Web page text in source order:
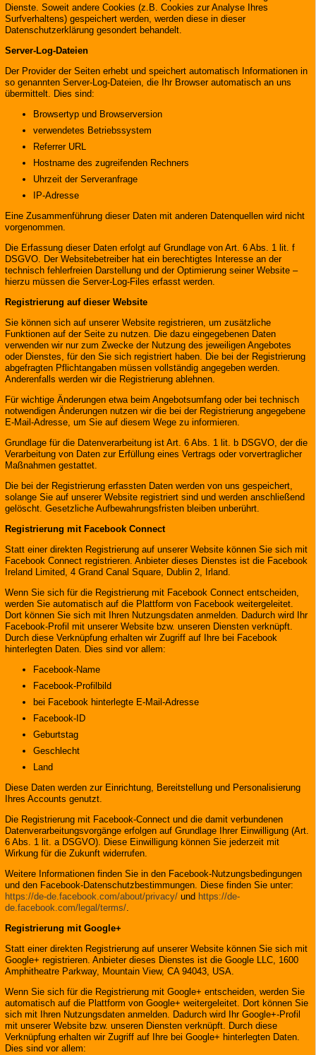
Dienste. Soweit andere Cookies (z.B. Cookies zur Analyse Ihres
Surfverhaltens) gespeichert werden, werden diese in dieser
Datenschutzerklärung gesondert behandelt.
Server-Log-Dateien
Der Provider der Seiten erhebt und speichert automatisch Informationen in
so genannten Server-Log-Dateien, die Ihr Browser automatisch an uns
übermittelt. Dies sind:
Browsertyp und Browserversion
verwendetes Betriebssystem
Referrer URL
Hostname des zugreifenden Rechners
Uhrzeit der Serveranfrage
IP-Adresse
Eine Zusammenführung dieser Daten mit anderen Datenquellen wird nicht
vorgenommen.
Die Erfassung dieser Daten erfolgt auf Grundlage von Art. 6 Abs. 1 lit. f
DSGVO. Der Websitebetreiber hat ein berechtigtes Interesse an der
technisch fehlerfreien Darstellung und der Optimierung seiner Website –
hierzu müssen die Server-Log-Files erfasst werden.
Registrierung auf dieser Website
Sie können sich auf unserer Website registrieren, um zusätzliche
Funktionen auf der Seite zu nutzen. Die dazu eingegebenen Daten
verwenden wir nur zum Zwecke der Nutzung des jeweiligen Angebotes
oder Dienstes, für den Sie sich registriert haben. Die bei der Registrierung
abgefragten Pflichtangaben müssen vollständig angegeben werden.
Anderenfalls werden wir die Registrierung ablehnen.
Für wichtige Änderungen etwa beim Angebotsumfang oder bei technisch
notwendigen Änderungen nutzen wir die bei der Registrierung angegebene
E-Mail-Adresse, um Sie auf diesem Wege zu informieren.
Grundlage für die Datenverarbeitung ist Art. 6 Abs. 1 lit. b DSGVO, der die
Verarbeitung von Daten zur Erfüllung eines Vertrags oder vorvertraglicher
Maßnahmen gestattet.
Die bei der Registrierung erfassten Daten werden von uns gespeichert,
solange Sie auf unserer Website registriert sind und werden anschließend
gelöscht. Gesetzliche Aufbewahrungsfristen bleiben unberührt.
Registrierung mit Facebook Connect
Statt einer direkten Registrierung auf unserer Website können Sie sich mit
Facebook Connect registrieren. Anbieter dieses Dienstes ist die Facebook
Ireland Limited, 4 Grand Canal Square, Dublin 2, Irland.
Wenn Sie sich für die Registrierung mit Facebook Connect entscheiden,
werden Sie automatisch auf die Plattform von Facebook weitergeleitet.
Dort können Sie sich mit Ihren Nutzungsdaten anmelden. Dadurch wird Ihr
Facebook-Profil mit unserer Website bzw. unseren Diensten verknüpft.
Durch diese Verknüpfung erhalten wir Zugriff auf Ihre bei Facebook
hinterlegten Daten. Dies sind vor allem:
Facebook-Name
Facebook-Profilbild
bei Facebook hinterlegte E-Mail-Adresse
Facebook-ID
Geburtstag
Geschlecht
Land
Diese Daten werden zur Einrichtung, Bereitstellung und Personalisierung
Ihres Accounts genutzt.
Die Registrierung mit Facebook-Connect und die damit verbundenen
Datenverarbeitungsvorgänge erfolgen auf Grundlage Ihrer Einwilligung (Art.
6 Abs. 1 lit. a DSGVO). Diese Einwilligung können Sie jederzeit mit
Wirkung für die Zukunft widerrufen.
Weitere Informationen finden Sie in den Facebook-Nutzungsbedingungen
und den Facebook-Datenschutzbestimmungen. Diese finden Sie unter:
https://de-de.facebook.com/about/privacy/ und https://de-
de.facebook.com/legal/terms/.
Registrierung mit Google+
Statt einer direkten Registrierung auf unserer Website können Sie sich mit
Google+ registrieren. Anbieter dieses Dienstes ist die Google LLC, 1600
Amphitheatre Parkway, Mountain View, CA 94043, USA.
Wenn Sie sich für die Registrierung mit Google+ entscheiden, werden Sie
automatisch auf die Plattform von Google+ weitergeleitet. Dort können Sie
sich mit Ihren Nutzungsdaten anmelden. Dadurch wird Ihr Google+-Profil
mit unserer Website bzw. unseren Diensten verknüpft. Durch diese
Verknüpfung erhalten wir Zugriff auf Ihre bei Google+ hinterlegten Daten.
Dies sind vor allem: